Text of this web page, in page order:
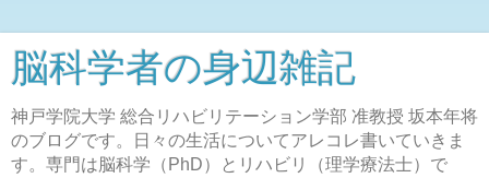
脳科学者の身辺雑記
神戸学院大学 総合リハビリテーション学部 准教授 坂本年将
のブログです。日々の生活についてアレコレ書いていきま
す。専門は脳科学（PhD）とリハビリ（理学療法士）で